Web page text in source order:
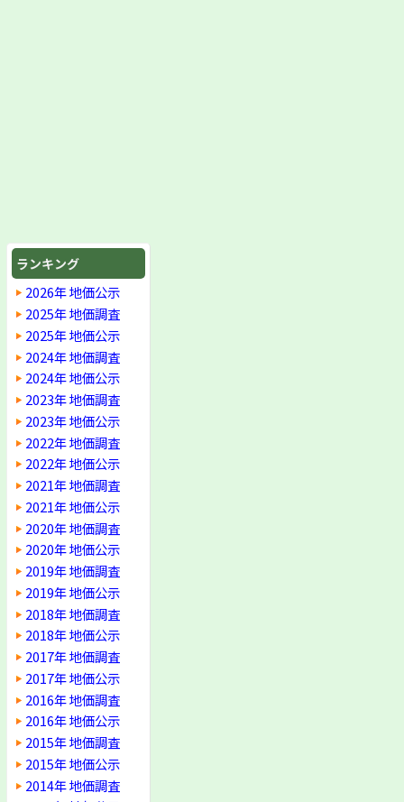
ランキング
2026年 地価公示
2025年 地価調査
2025年 地価公示
2024年 地価調査
2024年 地価公示
2023年 地価調査
2023年 地価公示
2022年 地価調査
2022年 地価公示
2021年 地価調査
2021年 地価公示
2020年 地価調査
2020年 地価公示
2019年 地価調査
2019年 地価公示
2018年 地価調査
2018年 地価公示
2017年 地価調査
2017年 地価公示
2016年 地価調査
2016年 地価公示
2015年 地価調査
2015年 地価公示
2014年 地価調査